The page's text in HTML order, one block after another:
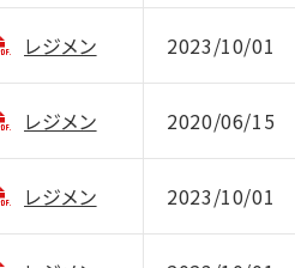
レジメン 2023/10/01
レジメン 2020/06/15
レジメン 2023/10/01